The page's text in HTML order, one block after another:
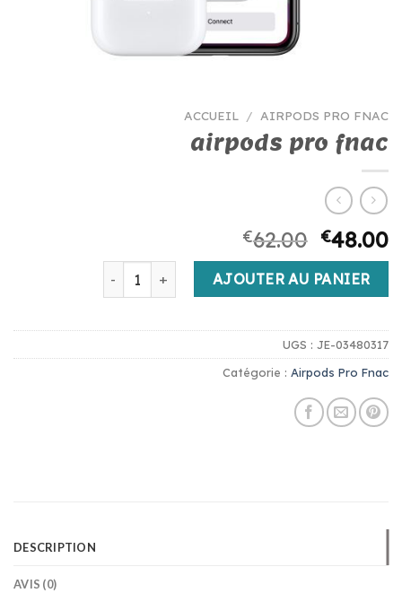
ACCUEIL / AIRPODS PRO FNAC
airpods pro fnac
€62.00 €48.00
quantité de airpods pro fnacAJOUTER AU PANIER
UGS : JE-03480317
Catégorie : Airpods Pro Fnac
DESCRIPTION
AVIS (0)